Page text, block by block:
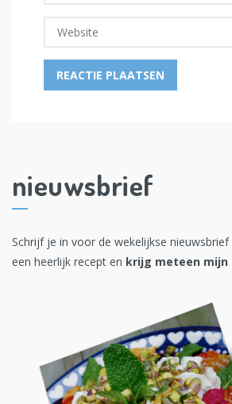
nieuwsbrief
Schrijf je in voor de wekelijkse
een heerlijk recept en krijg meteen mijn